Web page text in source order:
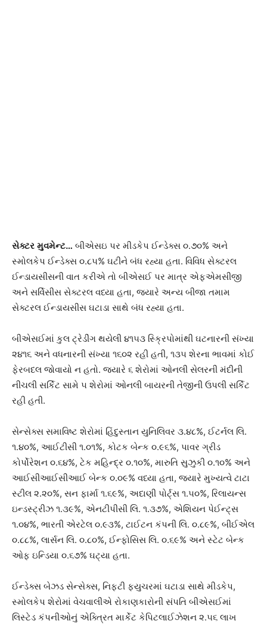
સેક્ટર મુવમેન્ટ… બીએસઇ પર મીડકેપ ઈન્ડેક્સ ૦.૭૦% અને
સ્મોલકેપ ઈન્ડેક્સ ૦.૮૫% ઘટીને બંધ રહ્યા હતા. વિવિધ સેક્ટરલ
ઈન્ડાયસીસની વાત કરીએ તો બીએસઈ પર માત્ર એફએમસીજી
અને સર્વિસીસ સેક્ટરલ વધ્યા હતા, જયારે અન્ય બીજા તમામ
સેક્ટરલ ઈન્ડાયસીસ ઘટાડા સાથે બંધ રહ્યા હતા.
બીએસઈમાં કુલ ટ્રેડીંગ થયેલી ૪૧૫૩ સ્ક્રિપોમાંથી ઘટનારની સંખ્યા
૨૪૧૬ અને વધનારની સંખ્યા ૧૬૦૨ રહી હતી, ૧૩૫ શેરના ભાવમાં કોઈ
ફેરબદલ જોવાયો ન હતો. જ્યારે ૬ શેરોમાં ઓનલી સેલરની મંદીની
નીચલી સર્કિટ સામે ૫ શેરોમાં ઓનલી બાયરની તેજીની ઉપલી સર્કિટ
રહી હતી.
સેન્સેક્સ સમાવિષ્ટ શેરોમાં હિંદુસ્તાન યુનિલિવર ૩.૪૮%, ઈટર્નલ લિ.
૧.૪૦%, આઈટીસી ૧.૦૧%, કોટક બેન્ક ૦.૯૬%, પાવર ગ્રીડ
કોર્પોરેશન ૦.૬૪%, ટેક મહિન્દ્ર ૦.૧૦%, મારુતિ સુઝુકી ૦.૧૦% અને
આઈસીઆઈસીઆઈ બેન્ક ૦.૦૯% વધ્યા હતા, જ્યારે મુખ્યત્વે ટાટા
સ્ટીલ ૨.૨૦%, સન ફાર્મા ૧.૬૯%, અદાણી પોર્ટ્સ ૧.૫૦%, રિલાયન્સ
ઇન્ડસ્ટ્રીઝ ૧.૩૯%, એનટીપીસી લિ. ૧.૩૭%, એશિયન પેઈન્ટ્સ
૧.૦૪%, ભારતી એરટેલ ૦.૯૩%, ટાઈટન કંપની લિ. ૦.૮૯%, બીઈએલ
૦.૮૮%, લાર્સન લિ. ૦.૮૦%, ઈન્ફોસિસ લિ. ૦.૬૯% અને સ્ટેટ બેન્ક
ઓફ ઇન્ડિયા ૦.૬૭% ઘટ્યા હતા.
ઈન્ડેક્સ બેઝડ સેન્સેક્સ, નિફટી ફ્યુચરમાં ઘટાડા સાથે મીડકેપ,
સ્મોલકેપ શેરોમાં વેચવાલીએ રોકાણકારોની સંપતિ બીએસઈમાં
લિસ્ટેડ કંપનીઓનું એક્ત્રિત માર્કેટ કેપિટલાઈઝેશન ૨.૫૬ લાખ